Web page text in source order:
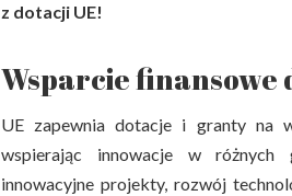
z dotacji UE!
Wsparcie
UE zapewnia dotacje i granty na
wspierając innowacje w różnych
innowacyjne projekty, rozwój